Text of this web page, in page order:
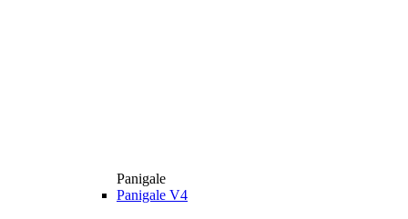
Panigale
Panigale V4